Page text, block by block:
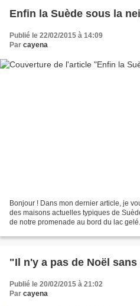
Enfin la Suède sous la
Publié le 22/02/2015 à 14:09
Par cayena
Bonjour ! Dans mon dernier article, je
des maisons actuelles typiques de
de notre promenade au bord du lac
"Il n'y a pas de Noël
Publié le 20/02/2015 à 21:02
Par cayena